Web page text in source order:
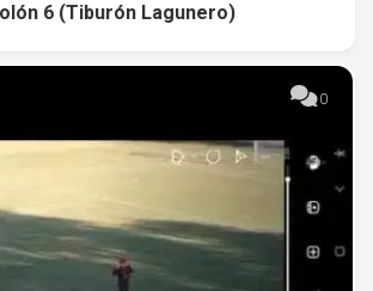
6 (Tiburón Lagunero)
0